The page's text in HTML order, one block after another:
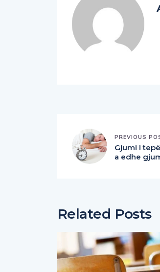
PREVIOUS
Gjumi i
a edhe
Related Posts